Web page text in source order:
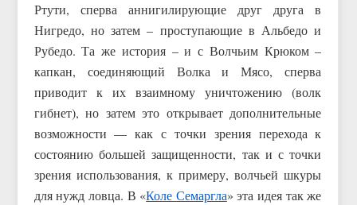
Ртути, сперва аннигилирующие друг друга в
Нигредо, но затем – проступающие в Альбедо и
Рубедо. Та же история – и с Волчьим Крюком –
капкан, соединяющий Волка и Мясо, сперва
приводит к их взаимному уничтожению (волк
гибнет), но затем это открывает дополнительные
возможности — как с точки зрения перехода к
состоянию большей защищенности, так и с точки
зрения использования, к примеру, волчьей шкуры
для нужд ловца. В «Коле Семаргла» эта идея так же